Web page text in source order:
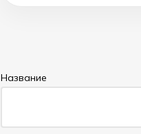
Название